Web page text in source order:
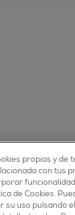
los
de
propias y
con tus
de Cookies.
uso pulsando